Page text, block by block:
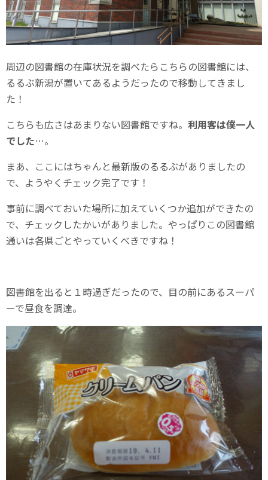
周辺の図書館の在庫状況を調べたらこちらの図書館には、
るるぶ新潟が置いてあるようだったので移動してきまし
た！
こちらも広さはあまりない図書館ですね。 利用客は僕一人
でした…。
まあ、ここにはちゃんと最新版のるるぶがありましたの
で、ようやくチェック完了です！
事前に調べておいた場所に加えていくつか追加ができたの
で、チェックしたかいがありました。やっぱりこの図書館
通いは各県ごとやっていくべきですね！
図書館を出ると１時過ぎだったので、目の前にあるスーパ
ーで昼食を調達。